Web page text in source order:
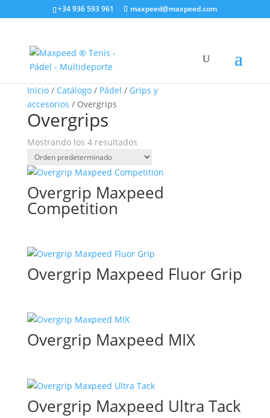
+34 936 593 961 maxpeed@maxpeed.com
Inicio/ Catálogo/ Pádel / Grips y
accesorios / Overgrips
Overgrips
Mostrando los 4 resultados
Overgrip Maxpeed
Competition
Overgrip Maxpeed Fluor Grip
Overgrip Maxpeed MIX
Overgrip Maxpeed Ultra Tack